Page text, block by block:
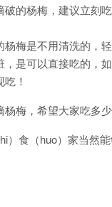
的杨梅，建议立刻吃
杨梅是不用清洗的，
，是可以直接吃的，
！
杨梅，希望大家吃多
）食（huo）家当然